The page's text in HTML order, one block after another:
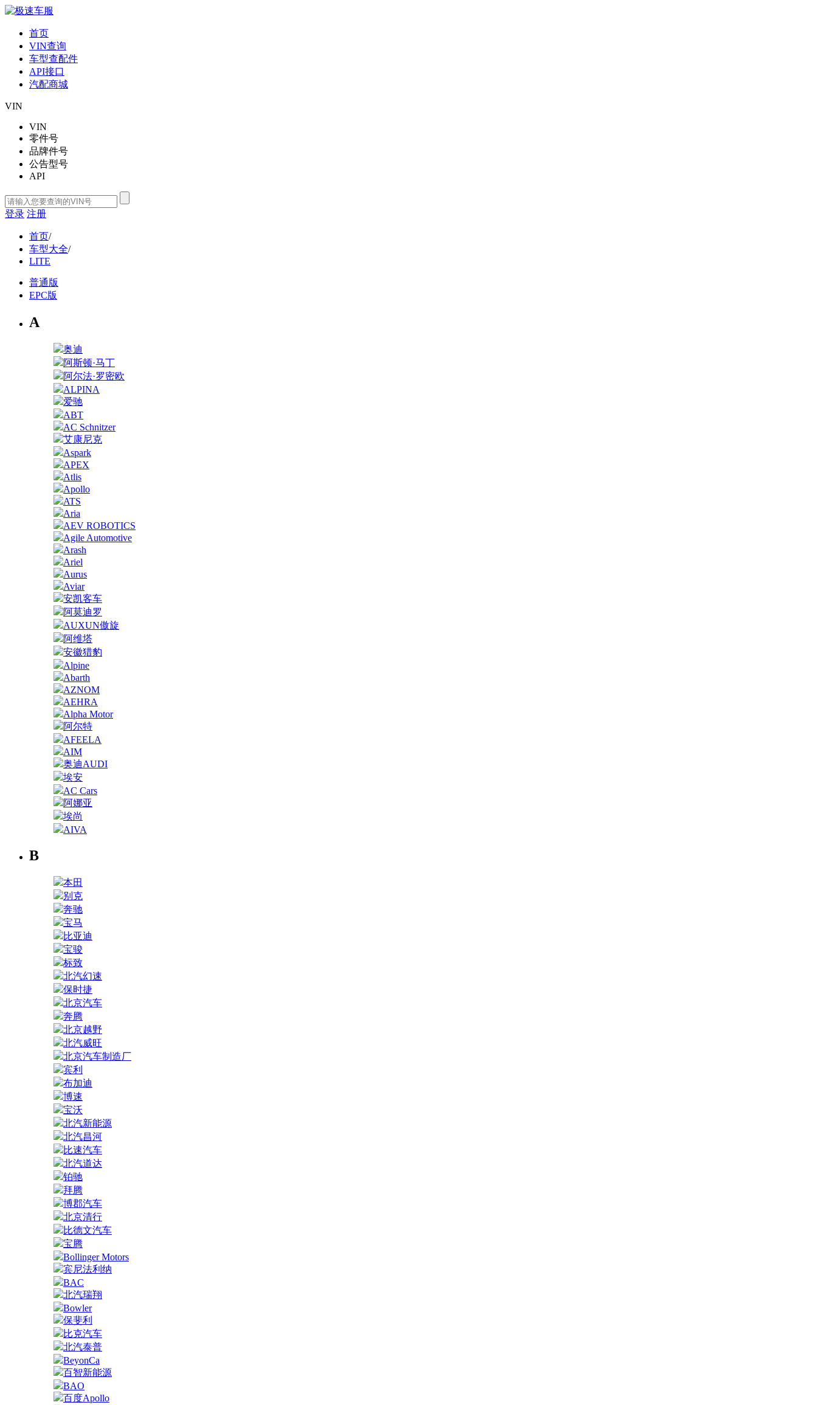
首页
VIN查询
车型查配件
API接口
汽配商城
VIN
VIN
零件号
品牌件号
公告型号
API
登录 注册
首页/
车型大全/
LITE
普通版
EPC版
A
奥迪
阿斯顿·马丁
阿尔法·罗密欧
ALPINA
爱驰
ABT
AC Schnitzer
艾康尼克
Aspark
APEX
Atlis
Apollo
ATS
Aria
AEV ROBOTICS
Agile Automotive
Arash
Ariel
Aurus
Aviar
安凯客车
阿莫迪罗
AUXUN傲旋
阿维塔
安徽猎豹
Alpine
Abarth
AZNOM
AEHRA
Alpha Motor
阿尔特
AFEELA
AIM
奥迪AUDI
埃安
AC Cars
阿娜亚
埃尚
AIVA
B
本田
别克
奔驰
宝马
比亚迪
宝骏
标致
北汽幻速
保时捷
北京汽车
奔腾
北京越野
北汽威旺
北京汽车制造厂
宾利
布加迪
博速
宝沃
北汽新能源
北汽昌河
比速汽车
北汽道达
铂驰
拜腾
博郡汽车
北京清行
比德文汽车
宝腾
Bollinger Motors
宾尼法利纳
BAC
北汽瑞翔
Bowler
保斐利
比克汽车
北汽泰普
BeyonCa
百智新能源
BAO
百度Apollo